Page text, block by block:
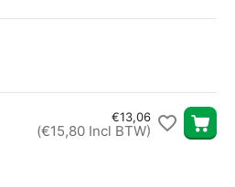
€13,06
(€15,80 Incl BTW)